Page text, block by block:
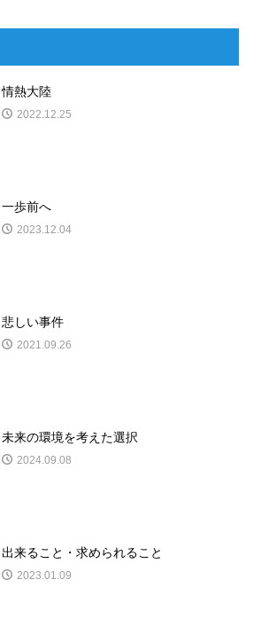
情熱大陸
2022.12.25
一歩前へ
2023.12.04
悲しい事件
2021.09.26
未来の環境を考えた選択
2024.09.08
出来ること・求められること
2023.01.09